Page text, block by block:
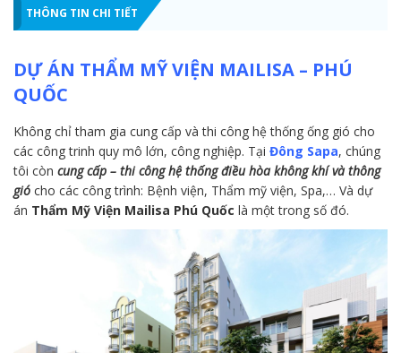
THÔNG TIN CHI TIẾT
DỰ ÁN THẨM MỸ VIỆN MAILISA – PHÚ
QUỐC
Không chỉ tham gia cung cấp và thi công hệ thống ống gió cho
các công trinh quy mô lớn, công nghiệp. Tại Đông Sapa, chúng
tôi còn cung cấp – thi công hệ thống điều hòa không khí và thông
gió cho các công trình: Bệnh viện, Thẩm mỹ viện, Spa,… Và dự
án Thẩm Mỹ Viện Mailisa Phú Quốc là một trong số đó.